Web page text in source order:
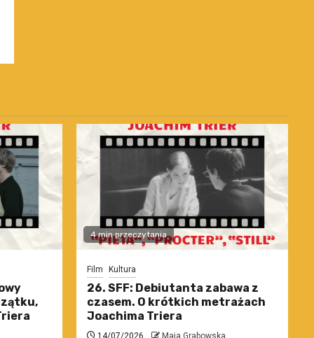
4 min przeczytania
Film Kultura
26. SFF: Debiutanta zabawa z
czasem. O krótkich metrażach
Joachima Triera
14/07/2026 Maja Grabowska